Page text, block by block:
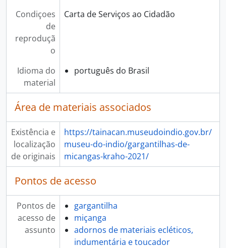
Condiçoes
de
reproduçã
o
Carta de Serviços ao Cidadão
Idioma do
material
português do Brasil
Área de materiais associados
Existência e
localização
de originais
https://tainacan.museudoindio.gov.br/
museu-do-indio/gargantilhas-de-
micangas-kraho-2021/
Pontos de acesso
Pontos de
acesso de
assunto
gargantilha
miçanga
adornos de materiais ecléticos,
indumentária e toucador